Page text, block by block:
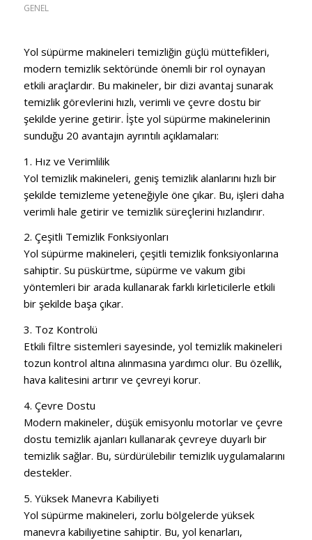
GENEL
Yol süpürme makineleri temizliğin güçlü müttefikleri,
modern temizlik sektöründe önemli bir rol oynayan
etkili araçlardır. Bu makineler, bir dizi avantaj sunarak
temizlik görevlerini hızlı, verimli ve çevre dostu bir
şekilde yerine getirir. İşte yol süpürme makinelerinin
sunduğu 20 avantajın ayrıntılı açıklamaları:
1. Hız ve Verimlilik
Yol temizlik makineleri, geniş temizlik alanlarını hızlı bir
şekilde temizleme yeteneğiyle öne çıkar. Bu, işleri daha
verimli hale getirir ve temizlik süreçlerini hızlandırır.
2. Çeşitli Temizlik Fonksiyonları
Yol süpürme makineleri, çeşitli temizlik fonksiyonlarına
sahiptir. Su püskürtme, süpürme ve vakum gibi
yöntemleri bir arada kullanarak farklı kirleticilerle etkili
bir şekilde başa çıkar.
3. Toz Kontrolü
Etkili filtre sistemleri sayesinde, yol temizlik makineleri
tozun kontrol altına alınmasına yardımcı olur. Bu özellik,
hava kalitesini artırır ve çevreyi korur.
4. Çevre Dostu
Modern makineler, düşük emisyonlu motorlar ve çevre
dostu temizlik ajanları kullanarak çevreye duyarlı bir
temizlik sağlar. Bu, sürdürülebilir temizlik uygulamalarını
destekler.
5. Yüksek Manevra Kabiliyeti
Yol süpürme makineleri, zorlu bölgelerde yüksek
manevra kabiliyetine sahiptir. Bu, yol kenarları,